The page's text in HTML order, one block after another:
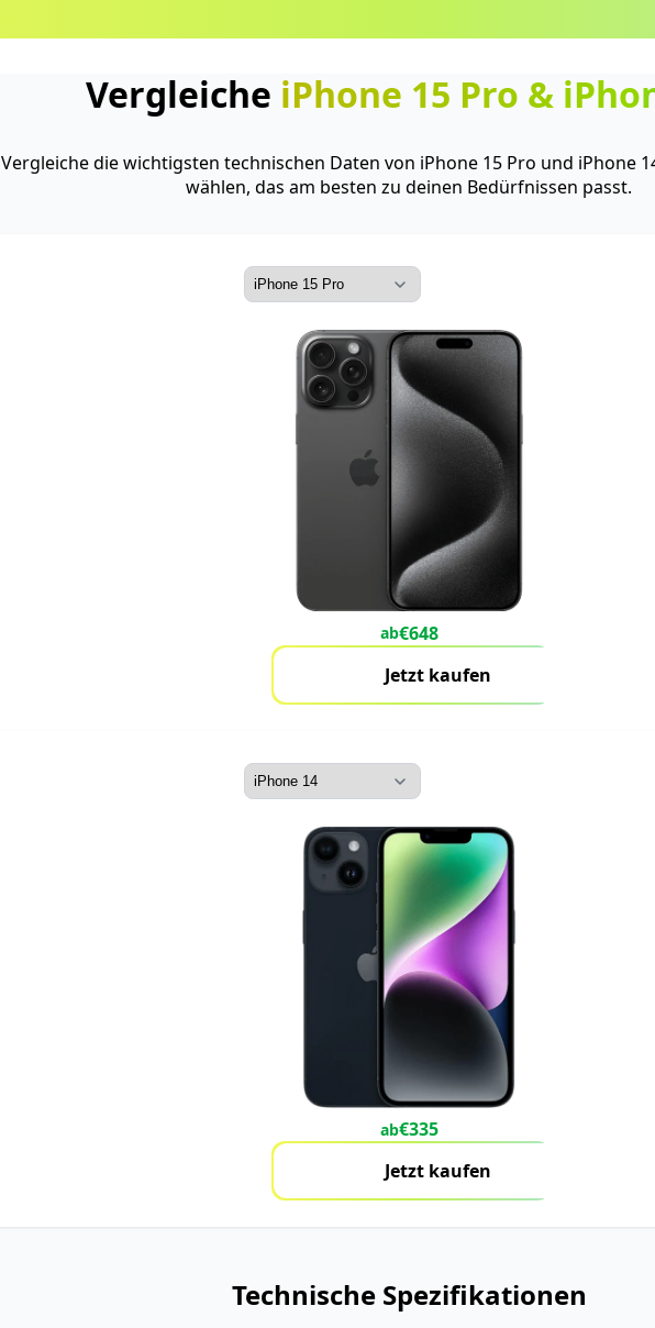
Vergleiche iPhone 15 Pro &
Vergleiche die wichtigsten technischen Daten von iPhone 15 Pro und iPhone
wählen, das am besten zu deinen Bedürfnissen passt.
ab€648
Jetzt kaufen
ab€335
Jetzt kaufen
Technische Spezifikationen